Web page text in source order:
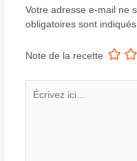
Votre adresse e-mail ne
obligatoires sont
Note de la recette
ici…